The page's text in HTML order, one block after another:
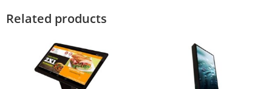
Related products